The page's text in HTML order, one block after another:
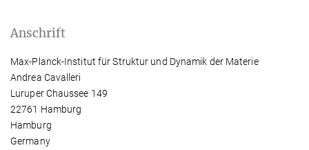
Anschrift
Max-Planck-Institut für Struktur und Dynamik der Materie
Andrea Cavalleri
Luruper Chaussee 149
22761 Hamburg
Hamburg
Germany